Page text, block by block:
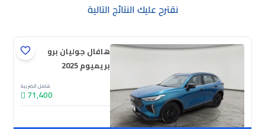
نقترح عليك النتائج التالية
هافال جوليان برو
بريميوم 2025
شامل الضريبة
71,400
جديدة
ملوحة